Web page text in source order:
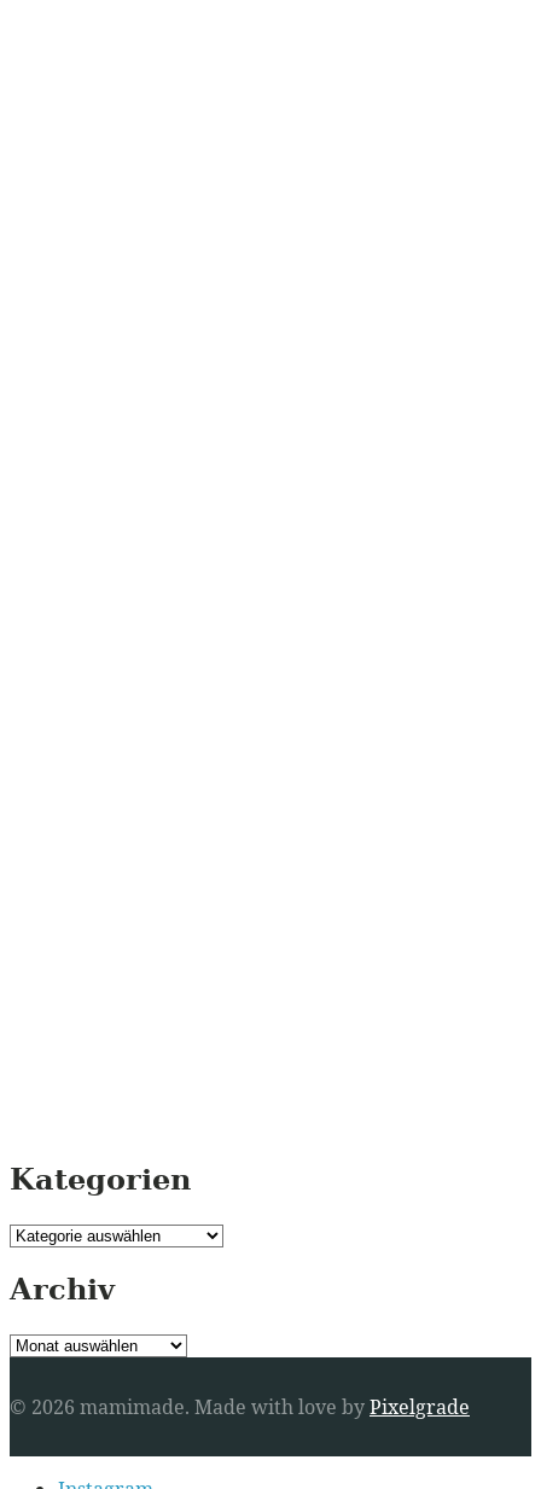
Kategorien
Kategorien
Archiv
Archiv
© 2026 mamimade. Made with love byPixelgrade
Secondary